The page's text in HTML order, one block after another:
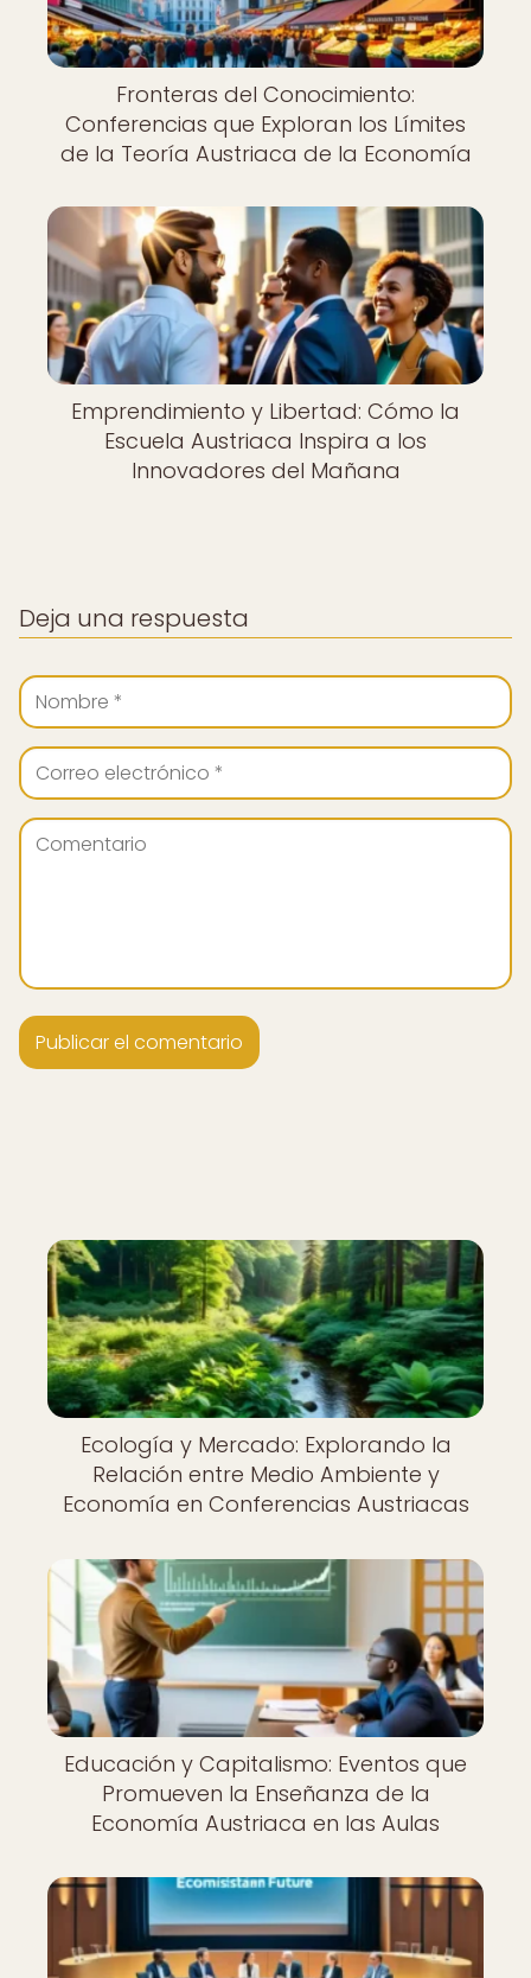
Fronteras del Conocimiento:
Conferencias que Exploran los Límites
de la Teoría Austriaca de la Economía
Emprendimiento y Libertad: Cómo la
Escuela Austriaca Inspira a los
Innovadores del Mañana
Deja una respuesta
Ecología y Mercado: Explorando la
Relación entre Medio Ambiente y
Economía en Conferencias Austriacas
Educación y Capitalismo: Eventos que
Promueven la Enseñanza de la
Economía Austriaca en las Aulas